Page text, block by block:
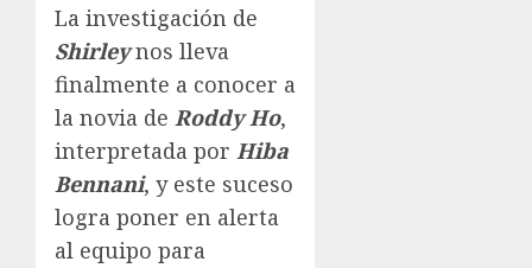
La investigación de
Shirleynos lleva
finalmente a conocer a
la novia de Roddy Ho,
interpretada por Hiba
Bennani, y este suceso
logra poner en alerta
al equipo para